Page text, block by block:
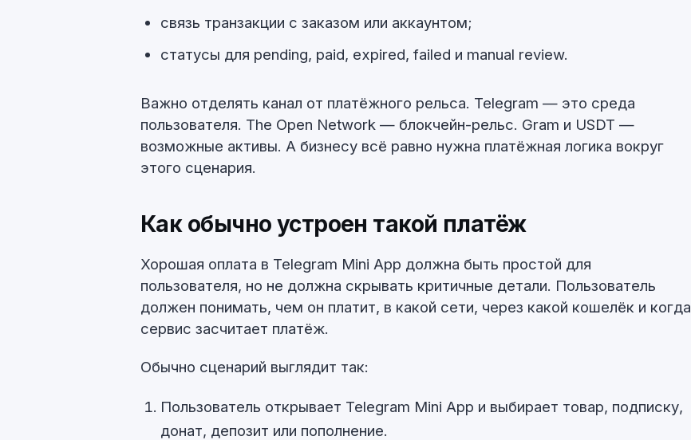
связь транзакции с заказом или аккаунтом;
статусы для pending, paid, expired, failed и manual review.
Важно отделять канал от платёжного рельса. Telegram — это среда
пользователя. The Open Network — блокчейн-рельс. Gram и USDT —
возможные активы. А бизнесу всё равно нужна платёжная логика вокруг
этого сценария.
Как обычно устроен такой платёж
Хорошая оплата в Telegram Mini App должна быть простой для
пользователя, но не должна скрывать критичные детали. Пользователь
должен понимать, чем он платит, в какой сети, через какой кошелёк и когда
сервис засчитает платёж.
Обычно сценарий выглядит так:
Пользователь открывает Telegram Mini App и выбирает товар, подписку,
донат, депозит или пополнение.